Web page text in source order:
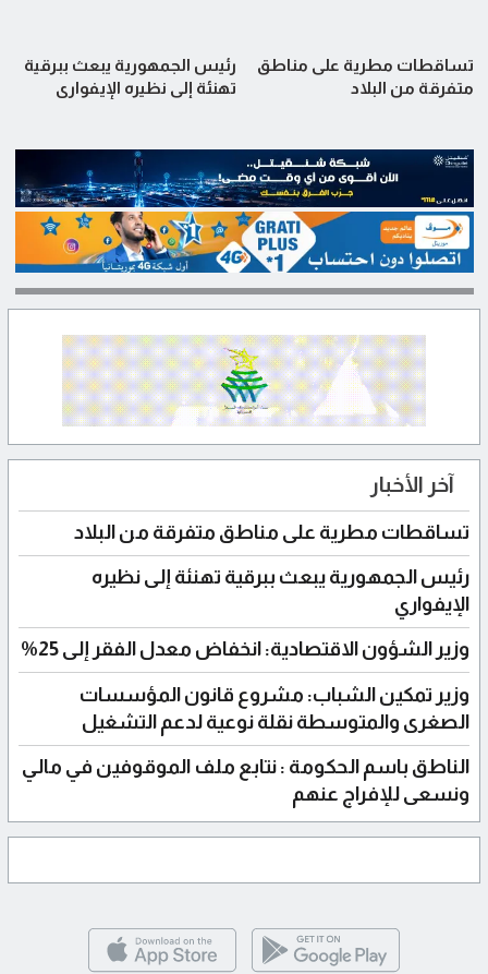
تساقطات مطرية على مناطق
متفرقة من البلاد
رئيس الجمهورية يبعث ببرقية
تهنئة إلى نظيره الإيفواري
آخر الأخبار
تساقطات مطرية على مناطق متفرقة من البلاد
رئيس الجمهورية يبعث ببرقية تهنئة إلى نظيره
الإيفواري
وزير الشؤون الاقتصادية: انخفاض معدل الفقر إلى 25%
وزير تمكين الشباب: مشروع قانون المؤسسات
الصغرى والمتوسطة نقلة نوعية لدعم التشغيل
الناطق باسم الحكومة : نتابع ملف الموقوفين في مالي
ونسعى للإفراج عنهم